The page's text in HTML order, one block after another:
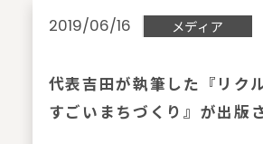
2019/06/16 メディア
代表吉田が執筆した『リク
すごいまちづくり』が出版